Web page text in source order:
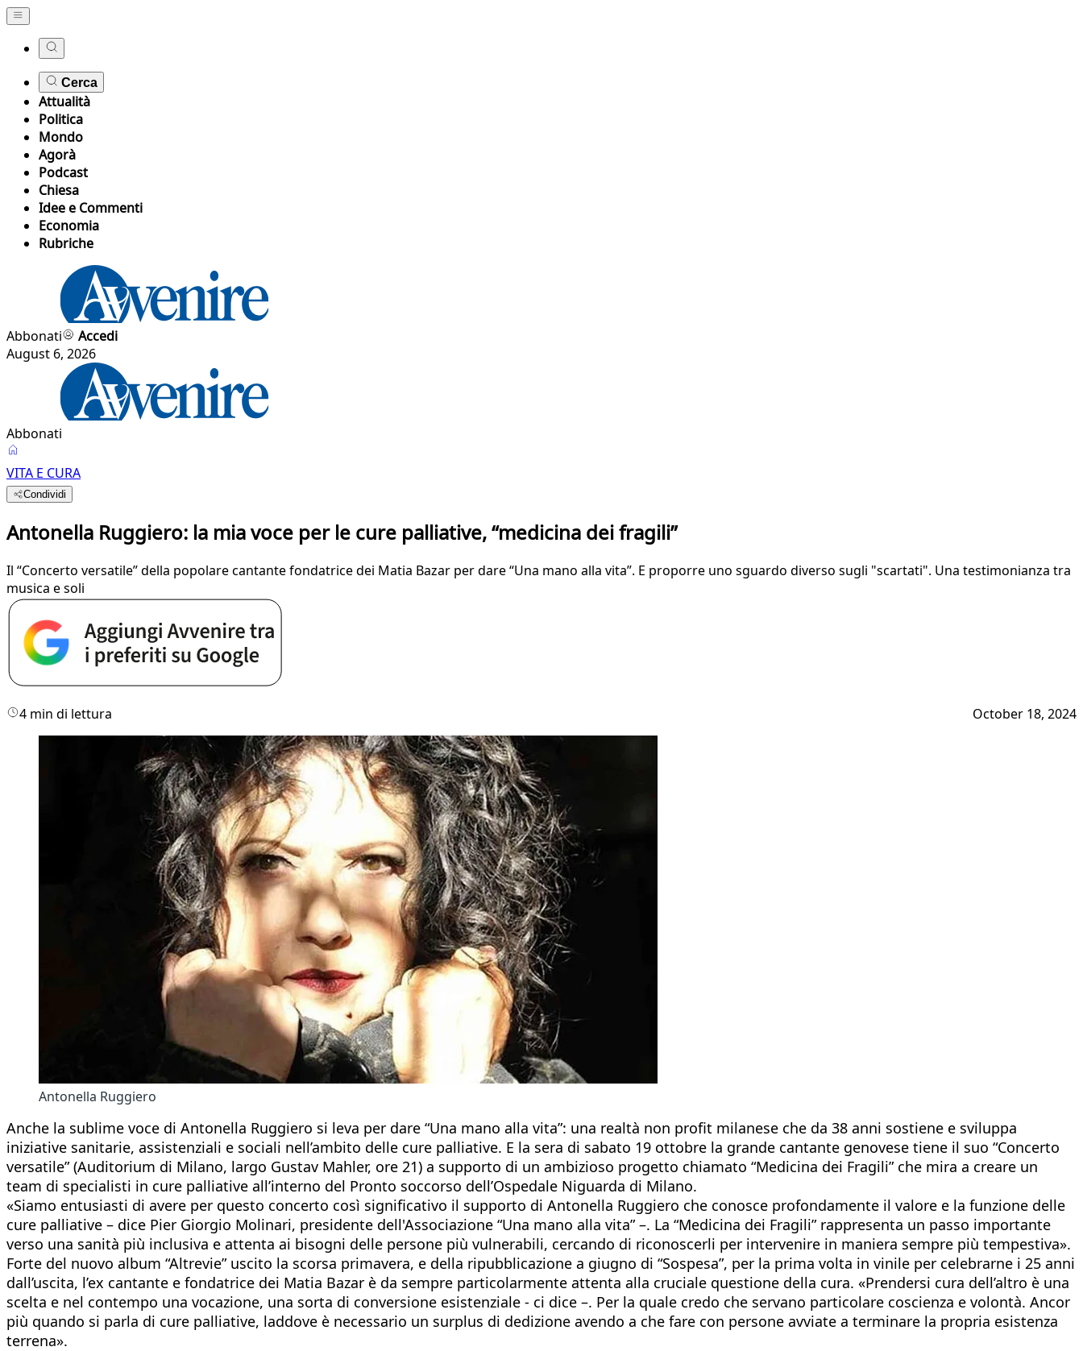
Cerca
Attualità
Politica
Mondo
Agorà
Podcast
Chiesa
Idee e Commenti
Economia
Rubriche
Abbonati
Accedi
August 6, 2026
Abbonati
VITA E CURA
Condividi
Antonella Ruggiero: la mia voce per le cure palliative, “medicina dei fragili”
Il “Concerto versatile” della popolare cantante fondatrice dei Matia Bazar per dare “Una mano alla vita”. E proporre uno sguardo diverso sugli "scartati". Una testimonianza tra
musica e soli
4 min di lettura October 18, 2024
Antonella Ruggiero
Anche la sublime voce di Antonella Ruggiero si leva per dare “Una mano alla vita”: una realtà non profit milanese che da 38 anni sostiene e sviluppa
iniziative sanitarie, assistenziali e sociali nell’ambito delle cure palliative. E la sera di sabato 19 ottobre la grande cantante genovese tiene il suo “Concerto
versatile” (Auditorium di Milano, largo Gustav Mahler, ore 21) a supporto di un ambizioso progetto chiamato “Medicina dei Fragili” che mira a creare un
team di specialisti in cure palliative all’interno del Pronto soccorso dell’Ospedale Niguarda di Milano.
«Siamo entusiasti di avere per questo concerto così significativo il supporto di Antonella Ruggiero che conosce profondamente il valore e la funzione delle
cure palliative – dice Pier Giorgio Molinari, presidente dell'Associazione “Una mano alla vita” –. La “Medicina dei Fragili” rappresenta un passo importante
verso una sanità più inclusiva e attenta ai bisogni delle persone più vulnerabili, cercando di riconoscerli per intervenire in maniera sempre più tempestiva».
Forte del nuovo album “Altrevie” uscito la scorsa primavera, e della ripubblicazione a giugno di “Sospesa”, per la prima volta in vinile per celebrarne i 25 anni
dall’uscita, l’ex cantante e fondatrice dei Matia Bazar è da sempre particolarmente attenta alla cruciale questione della cura. «Prendersi cura dell’altro è una
scelta e nel contempo una vocazione, una sorta di conversione esistenziale - ci dice –. Per la quale credo che servano particolare coscienza e volontà. Ancor
più quando si parla di cure palliative, laddove è necessario un surplus di dedizione avendo a che fare con persone avviate a terminare la propria esistenza
terrena».